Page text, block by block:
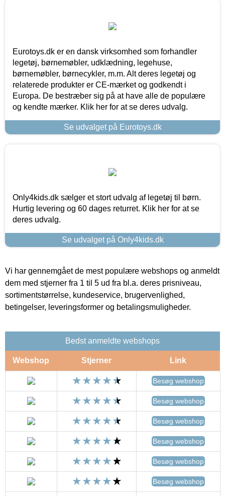
Eurotoys.dk er en dansk virksomhed som forhandler
legetøj, børnemøbler, udklædning, legehuse,
børnemøbler, børnecykler, m.m. Alt deres legetøj og
relaterede produkter er CE-mærket og godkendt i
Europa. De bestræber sig på at have alle de populære
og kendte mærker. Klik her for at se deres udvalg.
Se udvalget på Eurotoys.dk
Only4kids.dk sælger et stort udvalg af legetøj til børn.
Hurtig levering og 60 dages returret. Klik her for at se
deres udvalg.
Se udvalget på Only4kids.dk
Vi har gennemgået de mest populære webshops og anmeldt
dem med stjerner fra 1 til 5 ud fra bl.a. deres prisniveau,
sortimentstørrelse, kundeservice, brugervenlighed,
betingelser, leveringsformer og betalingsmuligheder.
Bedst anmeldte webshops
Webshop Stjerner Link
Besøg webshop
Besøg webshop
Besøg webshop
Besøg webshop
Besøg webshop
Besøg webshop